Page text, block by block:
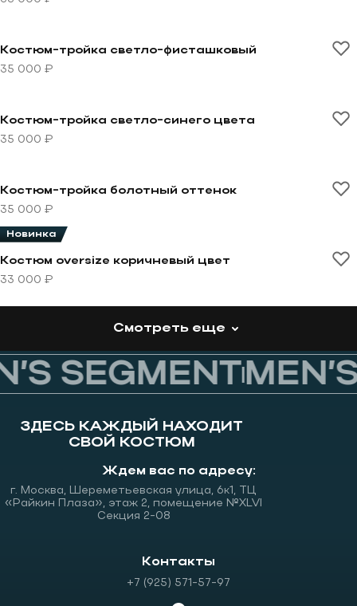
Перейти к товару Костюм-тройка светло-
Костюм-тройка светло-фисташковый
35 000 ₽
Перейти к товару Костюм-тройка светло-синего
Костюм-тройка светло-синего цвета
35 000 ₽
Перейти к товару Костюм-тройка болотный оттенок
Костюм-тройка болотный оттенок
35 000 ₽
Перейти к товару Костюм oversize коричневый цвет
Новинка
Костюм oversize коричневый цвет
33 000 ₽
Смотреть еще
SEGMENTMEN’S
ЗДЕСЬ КАЖДЫЙ НАХОДИТ
СВОЙ КОСТЮМ
Ждем вас по адресу:
г. Москва, Шереметьевская улица, 6к1, ТЦ
«Райкин Плаза», этаж 2, помещение №XLVI
Секция 2-08
Контакты
+7 (925) 571-57-97